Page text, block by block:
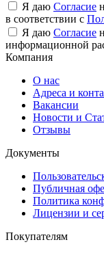
Я даю Согласие
в соответствии с
Я даю Согласие
информационной
Компания
О нас
Адреса и
Вакансии
Новости и
Отзывы
Документы
Публичная
Политика
Лицензии и
Покупателям